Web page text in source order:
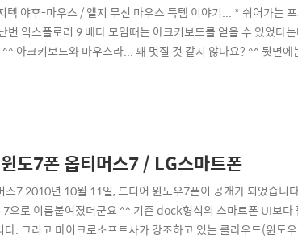
텍 야후-마우스 / 엘지 무선 마우스 득템 이야기... * 쉬어가는
익스플로러 9 베타 모임때는 아크키보드를 얻을 수 있었다
아크키보드와 마우스라... 꽤 멋질 것 같지 않나요? ^^ 뒷면에
에 넣어다니기 매우 좋게 설계되어 있는 것이 특징입니다. 왼
도7폰 옵티머스7 / LG스마트폰
스7 2010년 10월 11일, 드디어 윈도우7폰이 공개가 되었습
로 이름붙여졌더군요 ^^ 기존 dock형식의 스마트폰 UI보다
. 그리고 마이크로소프트사가 강조하고 있는 클라우드(윈도